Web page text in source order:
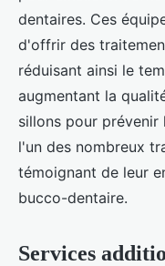
dentaires. Ces
d'offrir des
réduisant ainsi le
augmentant la
sillons pour prévenir
l'un des nombreux
témoignant de leur
bucco-dentaire.
Services